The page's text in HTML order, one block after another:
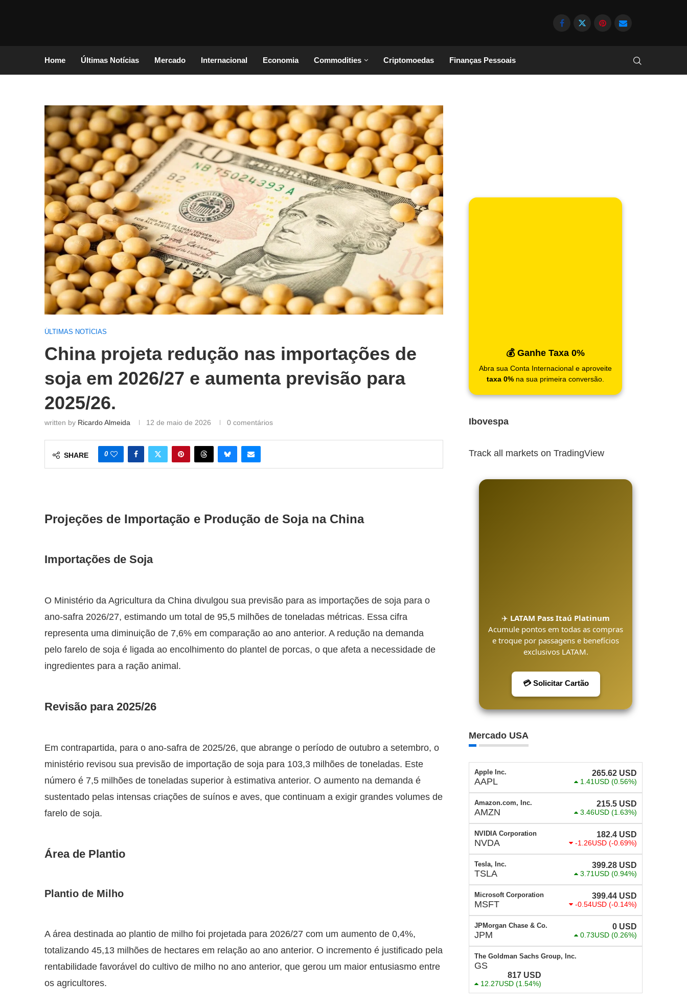
Home Últimas Notícias Mercado Internacional Economia Commodities Criptomoedas Finanças Pessoais
ÚLTIMAS NOTÍCIAS
China projeta redução nas importações de
soja em 2026/27 e aumenta previsão para
2025/26.
written by Ricardo Almeida 12 de maio de 2026 0 comentários
SHARE 0
Projeções de Importação e Produção de Soja na China
Importações de Soja
O Ministério da Agricultura da China divulgou sua previsão para as importações de soja para o
ano-safra 2026/27, estimando um total de 95,5 milhões de toneladas métricas. Essa cifra
representa uma diminuição de 7,6% em comparação ao ano anterior. A redução na demanda
pelo farelo de soja é ligada ao encolhimento do plantel de porcas, o que afeta a necessidade de
ingredientes para a ração animal.
Revisão para 2025/26
Em contrapartida, para o ano-safra de 2025/26, que abrange o período de outubro a setembro, o
ministério revisou sua previsão de importação de soja para 103,3 milhões de toneladas. Este
número é 7,5 milhões de toneladas superior à estimativa anterior. O aumento na demanda é
sustentado pelas intensas criações de suínos e aves, que continuam a exigir grandes volumes de
farelo de soja.
Área de Plantio
Plantio de Milho
A área destinada ao plantio de milho foi projetada para 2026/27 com um aumento de 0,4%,
totalizando 45,13 milhões de hectares em relação ao ano anterior. O incremento é justificado pela
rentabilidade favorável do cultivo de milho no ano anterior, que gerou um maior entusiasmo entre
os agricultores.
💰 Ganhe Taxa 0%
Abra sua Conta Internacional e aproveite
taxa 0% na sua primeira conversão.
Ibovespa
Track all markets on TradingView
✈️ LATAM Pass Itaú Platinum
Acumule pontos em todas as compras
e troque por passagens e benefícios
exclusivos LATAM.
💳 Solicitar Cartão
Mercado USA
Apple Inc.
AAPL
265.62 USD
1.41USD (0.56%)
Amazon.com, Inc.
AMZN
215.5 USD
3.46USD (1.63%)
NVIDIA Corporation
NVDA
182.4 USD
-1.26USD (-0.69%)
Tesla, Inc.
TSLA
399.28 USD
3.71USD (0.94%)
Microsoft Corporation
MSFT
399.44 USD
-0.54USD (-0.14%)
JPMorgan Chase & Co.
JPM
0 USD
0.73USD (0.26%)
The Goldman Sachs Group, Inc.
GS
817 USD
12.27USD (1.54%)